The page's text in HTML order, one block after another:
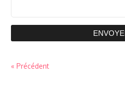
« Précédent